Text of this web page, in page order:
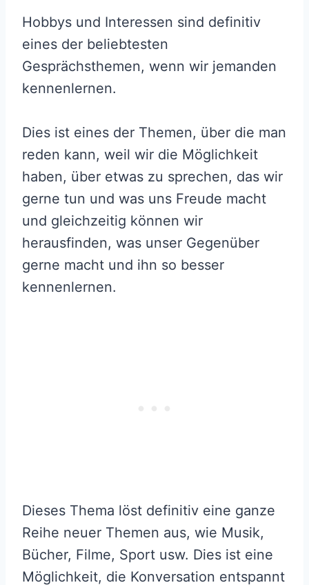
Hobbys und Interessen sind definitiv
eines der beliebtesten
Gesprächsthemen, wenn wir jemanden
kennenlernen.
Dies ist eines der Themen, über die man
reden kann, weil wir die Möglichkeit
haben, über etwas zu sprechen, das wir
gerne tun und was uns Freude macht
und gleichzeitig können wir
herausfinden, was unser Gegenüber
gerne macht und ihn so besser
kennenlernen.
Dieses Thema löst definitiv eine ganze
Reihe neuer Themen aus, wie Musik,
Bücher, Filme, Sport usw. Dies ist eine
Möglichkeit, die Konversation entspannt